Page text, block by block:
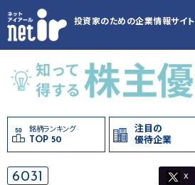
投資家のための企業情報サイト
銘柄ランキング
TOP 50
注目の
優待企業
6031 X